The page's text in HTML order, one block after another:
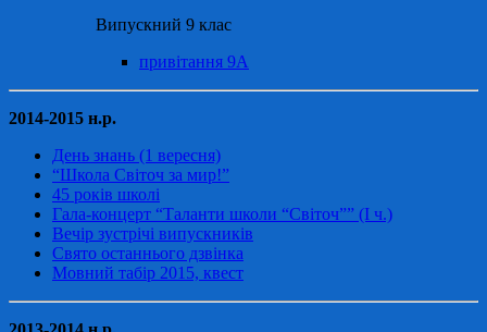
Випускний 9 клас
привітання 9А
2014-2015 н.р.
День знань (1 вересня)
“Школа Світоч за мир!”
45 років школі
Гала-концерт “Таланти школи “Світоч”” (І ч.)
Вечір зустрічі випускників
Свято останнього дзвінка
Мовний табір 2015, квест